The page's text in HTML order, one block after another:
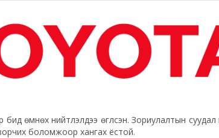
өмнөх нийтлэлдээ өгүүлсэн. Зориулалтын суудал
боломжоор хангах ёстой.